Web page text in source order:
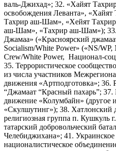
валь-Джихад»; 32. «Хайят
освобождения Леванта»,
Тахрир аш-Шам», «Хейят
аш-Шам», «Тахрир аш-Шам»);
Джамаа» («Красноярский
Socialism/White Power» («NS/WP,
Crew/White Power, Национал-
35. Террористическое
из числа участников
движения «Артподготовка»; 36.
“Джамаат “Красный пахарь”;
движение «Колумбайн» (другое
«Скулшутинг»); 38. Хатлонский
религиозная группа п. Кушкуль
татарский добровольческий
Челебиджихана»; 41.
националистическое